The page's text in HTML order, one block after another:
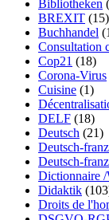
Bibliotheken
BREXIT (15)
Buchhandel
Consultation
Cop21 (18)
Corona-Virus
Cuisine (1)
DELF (18)
Deutsch (21)
Deutsch-
Deutsch-
Dictionnaire
Didaktik
Droits de